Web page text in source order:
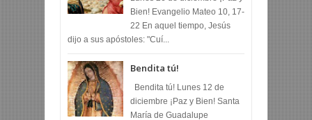
Bien! Evangelio Mateo 10, 17-
22 En aquel tiempo, Jesús
dijo a sus apóstoles: "Cuí...
Bendita tú!
Bendita tú! Lunes 12 de
diciembre ¡Paz y Bien! Santa
María de Guadalupe